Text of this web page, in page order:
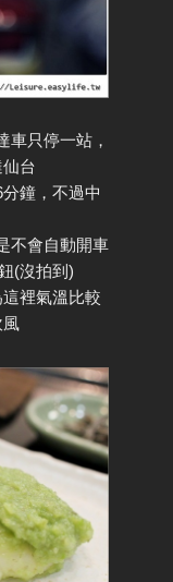
車只停一站，
台
鐘，不過中
不會自動開車
(沒拍到)
裡氣溫比較